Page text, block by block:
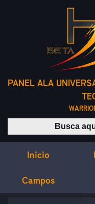
PANEL ALA
Inicio
Campos